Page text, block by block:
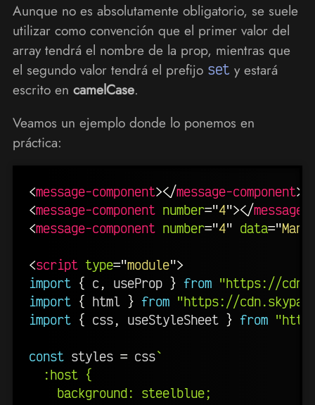
Aunque no es absolutamente obligatorio, se suele
utilizar como convención que el primer valor del
array tendrá el nombre de la prop, mientras que
el segundo valor tendrá el prefijo set y estará
escrito en camelCase.
Veamos un ejemplo donde lo ponemos en
práctica:
<message-component></message-component>
<message-component number="4"></message-
<message-component number="4" data="Manz
<script type="module">
import { c useProp } from "https://
import { html } from "https://
import { css useStyleSheet } from
const styles = css`
  :host {
    background: steelblue;